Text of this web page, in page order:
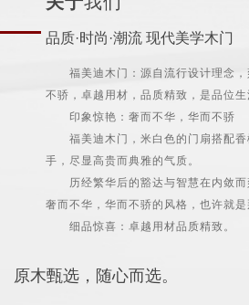
品质·时尚·潮流 现代美学木门
福美迪木门：源自流行设计理念，
不骄，卓越用材，品质精致，是品位生
印象惊艳：奢而不华，华而不骄
福美迪木门，米白色的门扇搭配香
手，尽显高贵而典雅的气质。
历经繁华后的豁达与智慧在内敛而
奢而不华，华而不骄的风格，也许就是
细品惊喜：卓越用材品质精致。
原木甄选，随心而选。